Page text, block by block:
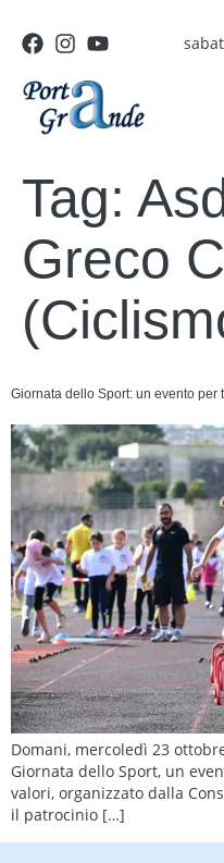
Tag:
Greco
Giornata dello Sport: un evento per
Domani, mercoledì 23
Giornata dello Sport, un
valori, organizzato dalla
il patrocinio […]